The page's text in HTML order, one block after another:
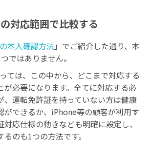
対応範囲で比較する
本人確認方法 」でご紹介した通り、本
ではありません。
ては、この中から、どこまで対応する
が必要になります。全てに対応する必
、運転免許証を持っていない方は健康
ができるか、iPhone等の顧客が利用す
応仕様の動きなども明確に設定し、
のも1つの方法です。